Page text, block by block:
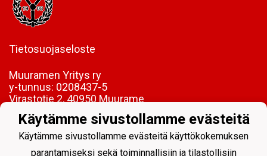
Tietosuojaseloste
Muuramen Yritys ry
y-tunnus: 0208437-5
Virastotie 2, 40950 Muurame
FI85 5089 5340 0005 06
Käytämme sivustollamme evästeitä
Käytämme sivustollamme evästeitä käyttökokemuksen
parantamiseksi sekä toiminnallisiin ja tilastollisiin